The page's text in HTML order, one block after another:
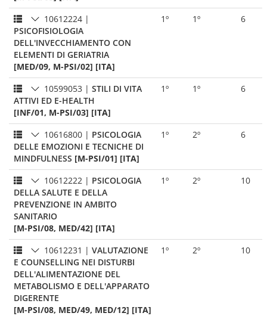
10612224 |
PSICOFISIOLOGIA
DELL'INVECCHIAMENTO CON
ELEMENTI DI GERIATRIA
[MED/09, M-PSI/02] [ITA]
1º 1º 6
10599053 | STILI DI VITA
ATTIVI ED E-HEALTH
[INF/01, M-PSI/03] [ITA]
1º 1º 6
10616800 | PSICOLOGIA
DELLE EMOZIONI E TECNICHE DI
MINDFULNESS [M-PSI/01] [ITA]
1º 2º 6
10612222 | PSICOLOGIA
DELLA SALUTE E DELLA
PREVENZIONE IN AMBITO
SANITARIO
[M-PSI/08, MED/42] [ITA]
1º 2º 10
10612231 | VALUTAZIONE
E COUNSELLING NEI DISTURBI
DELL'ALIMENTAZIONE DEL
METABOLISMO E DELL'APPARATO
DIGERENTE
[M-PSI/08, MED/49, MED/12] [ITA]
1º 2º 10